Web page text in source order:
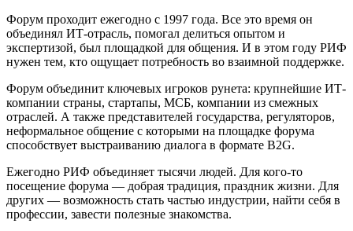
Форум проходит ежегодно с 1997 года. Все это время он
объединял ИТ-отрасль, помогал делиться опытом и
экспертизой, был площадкой для общения. И в этом году РИФ
нужен тем, кто ощущает потребность во взаимной поддержке.
Форум объединит ключевых игроков рунета: крупнейшие ИТ-
компании страны, стартапы, МСБ, компании из смежных
отраслей. А также представителей государства, регуляторов,
неформальное общение с которыми на площадке форума
способствует выстраиванию диалога в формате B2G.
Ежегодно РИФ объединяет тысячи людей. Для кого-то
посещение форума — добрая традиция, праздник жизни. Для
других — возможность стать частью индустрии, найти себя в
профессии, завести полезные знакомства.